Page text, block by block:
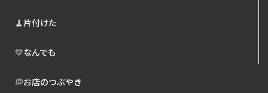
🧹片付けた
💛なんでも
💭お店のつぶやき